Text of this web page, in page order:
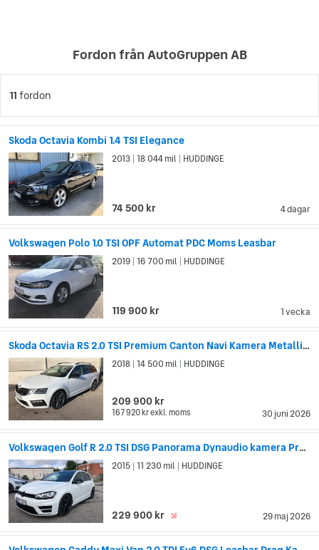
Fordon från AutoGruppen AB
11 fordon
Skoda Octavia Kombi 1.4 TSI Elegance
4 dagar
2013 18 044 mil HUDDINGE
74 500 kr
Volkswagen Polo 1.0 TSI OPF Automat PDC Moms Leasbar
1 vecka
2019 16 700 mil HUDDINGE
119 900 kr
Skoda Octavia RS 2.0 TSI Premium Canton Navi Kamera Metallik DCC
30 juni 2026
2018 14 500 mil HUDDINGE
209 900 kr
167 920 krexkl. moms
Volkswagen Golf R 2.0 TSI DSG Panorama Dynaudio kamera Pretoria
29 maj 2026
2015 11 230 mil HUDDINGE
229 900 kr